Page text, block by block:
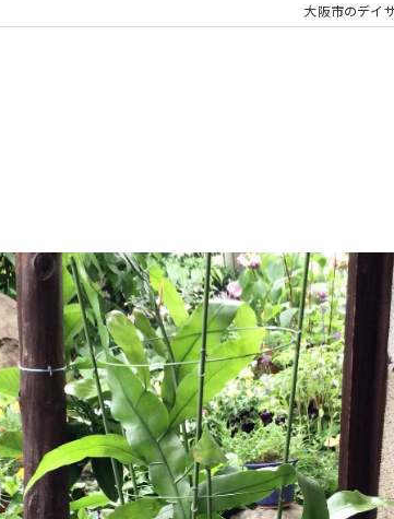
大阪市のデイ